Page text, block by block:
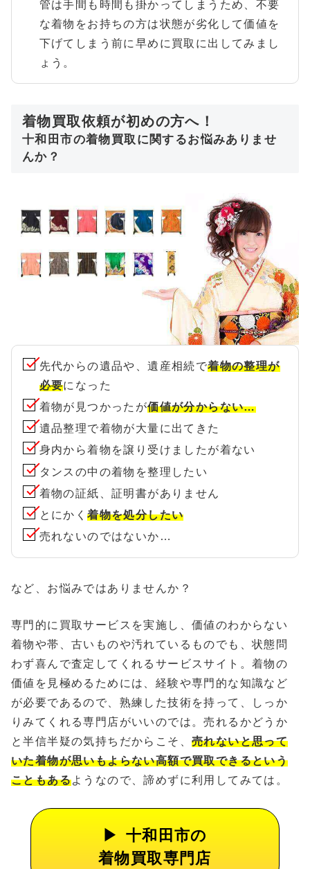
管は手間も時間も掛かってしまうため、不要
な着物をお持ちの方は状態が劣化して価値を
下げてしまう前に早めに買取に出してみまし
ょう。
着物買取依頼が初めの方へ！
十和田市の着物買取に関するお悩みありませ
んか？
先代からの遺品や、遺産相続で着物の整理が
必要になった
着物が見つかったが価値が分からない…
遺品整理で着物が大量に出てきた
身内から着物を譲り受けましたが着ない
タンスの中の着物を整理したい
着物の証紙、証明書がありません
とにかく着物を処分したい
売れないのではないか…
など、お悩みではありませんか？
専門的に買取サービスを実施し、価値のわからない
着物や帯、古いものや汚れているものでも、状態問
わず喜んで査定してくれるサービスサイト。着物の
価値を見極めるためには、経験や専門的な知識など
が必要であるので、熟練した技術を持って、しっか
りみてくれる専門店がいいのでは。売れるかどうか
と半信半疑の気持ちだからこそ、 売れないと思って
いた着物が思いもよらない高額で買取できるという
こともあるようなので、諦めずに利用してみては。
十和田市の
着物買取専門店